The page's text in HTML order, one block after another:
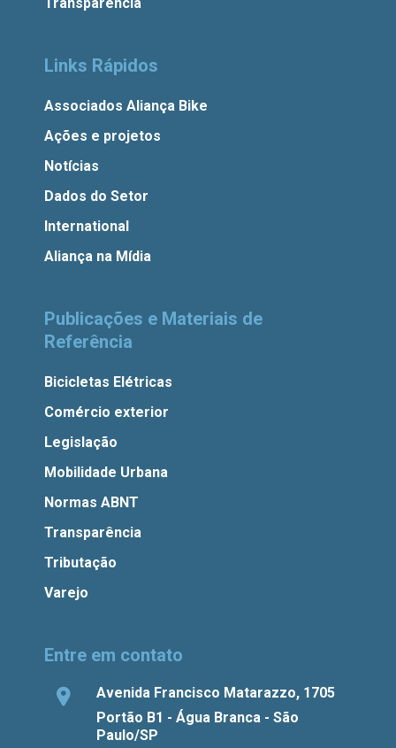
Links Rápidos
Associados Aliança Bike
Ações e projetos
Notícias
Dados do Setor
International
Aliança na Mídia
Publicações e Materiais de
Referência
Bicicletas Elétricas
Comércio exterior
Legislação
Mobilidade Urbana
Normas ABNT
Transparência
Tributação
Varejo
Entre em contato
Avenida Francisco Matarazzo, 1705
Portão B1 - Água Branca - São
Paulo/SP